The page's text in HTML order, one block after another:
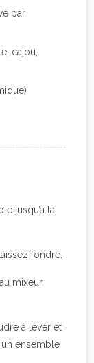
par
cajou,
jusqu’à la
fondre.
mixeur
à lever et
ensemble